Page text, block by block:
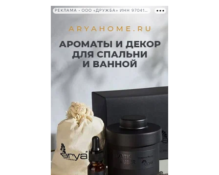
РЕКЛАМА • ООО «ДРУЖБА» ИНН 9704146411